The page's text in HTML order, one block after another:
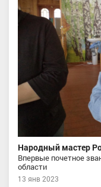
Народный мастер
Впервые почетное
области
13 янв 2023